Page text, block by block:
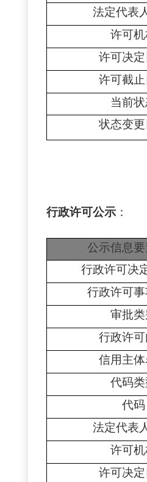
法定代表
许可机
许可决定
许可截止
当前
状态变更
行政许可公示 ：
公示信息
行政许可决
行政许可
审批类
行政许
信用主
代码类
代码
法定代表
许可机
许可决定